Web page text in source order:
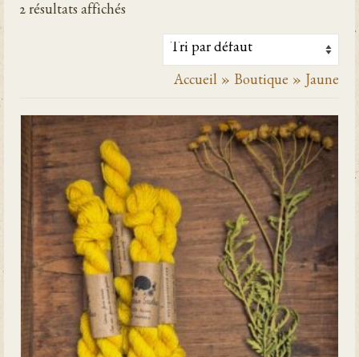
2 résultats affichés
Accueil » Boutique » Jaune